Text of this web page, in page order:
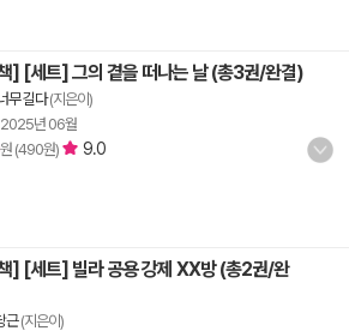
] [세트] 그의 곁을 떠나는 날 (총3권/완결)
무 길다(지은이)
2025년 06월
원 (490원) 9.0
] [세트] 빌라 공용 강제 XX방 (총2권/완
근(지은이)